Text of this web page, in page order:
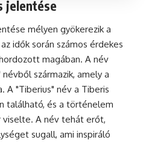
jelentése
mélyen gyökerezik a
idők során számos érdekes
magában. A név
származik, amely a
A "Tiberius" név a Tiberis
található, és a történelem
viselte. A név tehát erőt,
sugall, ami inspiráló